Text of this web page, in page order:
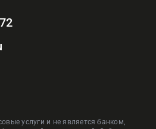
услуги и не является банком,